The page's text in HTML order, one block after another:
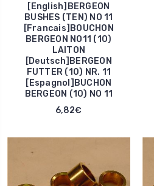
[English]BERGEON
BUSHES (TEN) NO 11
[Francais]BOUCHON
BERGEON NO11 (10)
LAITON
[Deutsch]BERGEON
FUTTER (10) NR. 11
[Espagnol]BUCHON
BERGEON (10) NO 11
6,82€